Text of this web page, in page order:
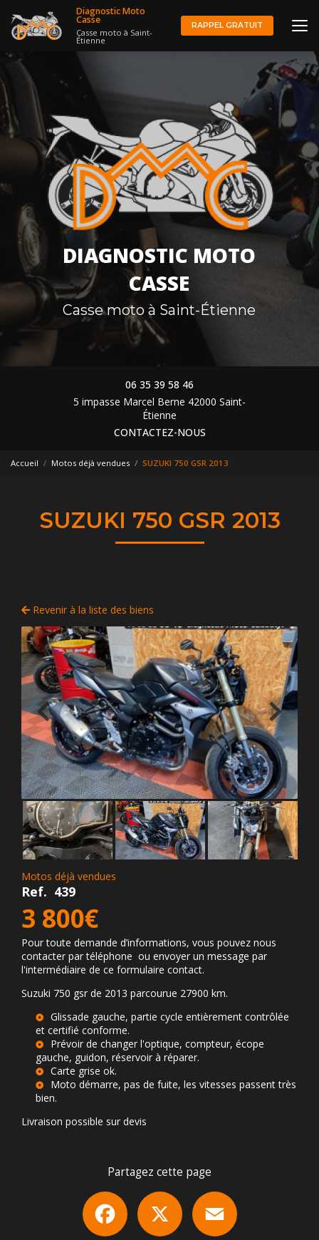
au
contenu
Diagnostic Moto
Casse
Casse moto à Saint-
Étienne
RAPPEL GRATUIT
DIAGNOSTIC MOTO
CASSE
Casse moto à Saint-Étienne
06 35 39 58 46
5 impasse Marcel Berne 42000 Saint-
Étienne
CONTACTEZ-NOUS
Accueil Motos déjà vendues SUZUKI 750 GSR 2013
SUZUKI 750 GSR 2013
Revenir à la liste des biens
Motos déjà vendues
Ref. 439
3 800€
Pour toute demande d’informations, vous pouvez nous
contacter par téléphone ou envoyer un message par
l'intermédiaire de ce formulaire contact.
Suzuki 750 gsr de 2013 parcourue 27900 km.
Glissade gauche, partie cycle entièrement contrôlée
et certifié conforme.
Prévoir de changer l'optique, compteur, écope
gauche, guidon, réservoir à réparer.
Carte grise ok.
Moto démarre, pas de fuite, les vitesses passent très
bien.
Livraison possible sur devis
Partagez cette page
Facebook